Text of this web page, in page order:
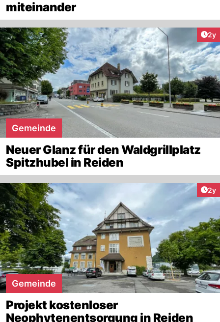
miteinander
2y
Gemeinde
Neuer Glanz für den Waldgrillplatz
Spitzhubel in Reiden
2y
Gemeinde
Projekt kostenloser
Neophytenentsorgung in Reiden